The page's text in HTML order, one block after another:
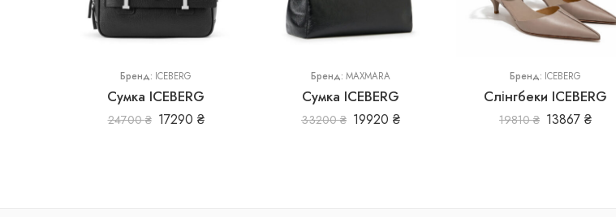
Бренд: ICEBERG
Сумка ICEBERG
24700₴ 17290 ₴
uni
Бренд: MAXMARA
Сумка ICEBERG
33200₴ 19920 ₴
uni
Бренд: ICEBERG
Слінгбеки ICEBERG
19810₴ 13867 ₴
38